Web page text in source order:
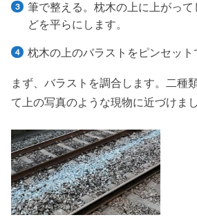
筆で整える。枕木の上に上がっ
どを平らにします。
枕木の上のバラストをピンセット
まず、バラストを調合します。二種
て上の写真のような現物に近づけまし